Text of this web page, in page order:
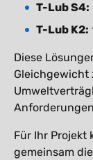
T-Lub S4:
T-Lub K2:
Diese
Gleichgewicht
Für Ihr Projekt
gemeinsam